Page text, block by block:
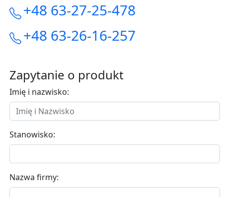
+48 63-27-25-478
+48 63-26-16-257
Zapytanie o produkt
Imię i nazwisko:
Stanowisko:
Nazwa firmy: